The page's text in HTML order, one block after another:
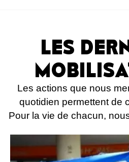
LES
Les actions que nous
quotidien permettent de
Pour la vie de chacun,